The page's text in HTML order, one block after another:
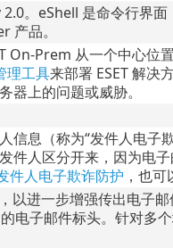
。eShell 是命令行界
产品。
On-Prem 从一个中心位
理工具来部署 ESET 解决
器上的问题或威胁。
信息（称为“发件人电子
件人区分开来，因为电
件人电子欺诈防护 ，也
以进一步增强传出电子
电子邮件标头。针对多